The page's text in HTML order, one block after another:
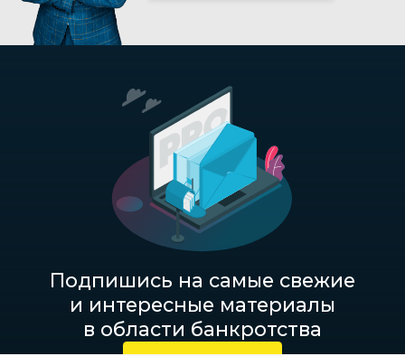
Подпишись на самые свежие
и интересные материалы
в области банкротства